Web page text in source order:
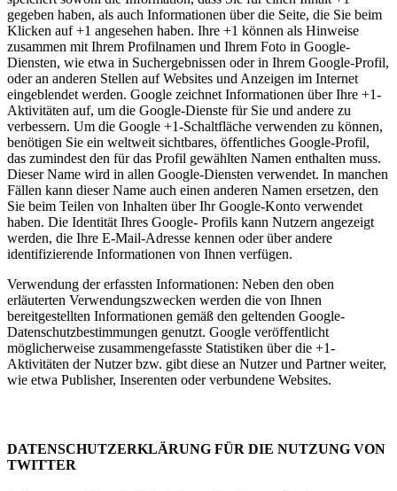
gegeben haben, als auch Informationen über die Seite, die Sie beim
Klicken auf +1 angesehen haben. Ihre +1 können als Hinweise
zusammen mit Ihrem Profilnamen und Ihrem Foto in Google-
Diensten, wie etwa in Suchergebnissen oder in Ihrem Google-Profil,
oder an anderen Stellen auf Websites und Anzeigen im Internet
eingeblendet werden. Google zeichnet Informationen über Ihre +1-
Aktivitäten auf, um die Google-Dienste für Sie und andere zu
verbessern. Um die Google +1-Schaltfläche verwenden zu können,
benötigen Sie ein weltweit sichtbares, öffentliches Google-Profil,
das zumindest den für das Profil gewählten Namen enthalten muss.
Dieser Name wird in allen Google-Diensten verwendet. In manchen
Fällen kann dieser Name auch einen anderen Namen ersetzen, den
Sie beim Teilen von Inhalten über Ihr Google-Konto verwendet
haben. Die Identität Ihres Google- Profils kann Nutzern angezeigt
werden, die Ihre E-Mail-Adresse kennen oder über andere
identifizierende Informationen von Ihnen verfügen.
Verwendung der erfassten Informationen: Neben den oben
erläuterten Verwendungszwecken werden die von Ihnen
bereitgestellten Informationen gemäß den geltenden Google-
Datenschutzbestimmungen genutzt. Google veröffentlicht
möglicherweise zusammengefasste Statistiken über die +1-
Aktivitäten der Nutzer bzw. gibt diese an Nutzer und Partner weiter,
wie etwa Publisher, Inserenten oder verbundene Websites.
DATENSCHUTZERKLÄRUNG FÜR DIE NUTZUNG VON
TWITTER